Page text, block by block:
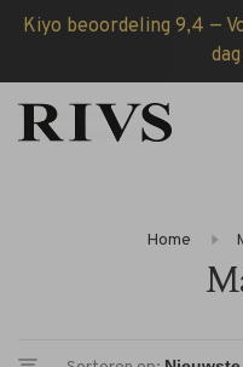
Kiyo beoordeling 9,4 —
Home